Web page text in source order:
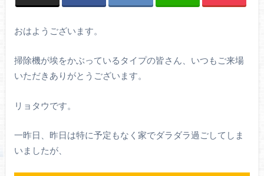
おはようございます。
掃除機が埃をかぶっているタイプの皆さん、いつもご来場
いただきありがとうございます。
リョタウです。
一昨日、昨日は特に予定もなく家でダラダラ過ごしてしま
いましたが、